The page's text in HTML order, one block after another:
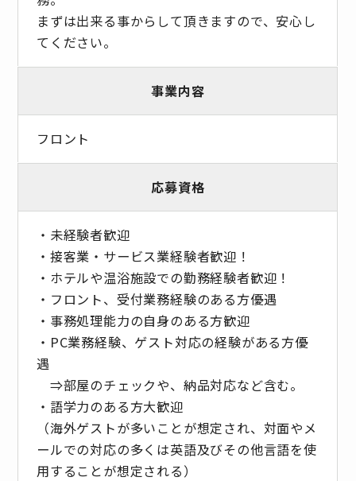
まずは出来る事からして頂きますので、安心し
てください。
事業内容
フロント
応募資格
・未経験者歓迎
・接客業・サービス業経験者歓迎！
・ホテルや温浴施設での勤務経験者歓迎！
・フロント、受付業務経験のある方優遇
・事務処理能力の自身のある方歓迎
・PC業務経験、ゲスト対応の経験がある方優
遇
⇒部屋のチェックや、納品対応など含む。
・語学力のある方大歓迎
（海外ゲストが多いことが想定され、対面やメ
ールでの対応の多くは英語及びその他言語を使
用することが想定される）